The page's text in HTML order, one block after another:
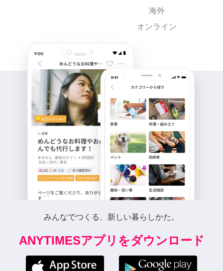
海外
オンライン
みんなでつくる、新しい暮らしかた。
ANYTIMESアプリをダウンロード